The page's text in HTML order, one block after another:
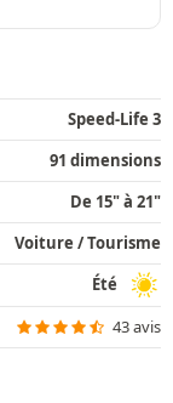
Speed-Life 3
91 dimensions
De 15" à 21"
Voiture / Tourisme
Été
43 avis